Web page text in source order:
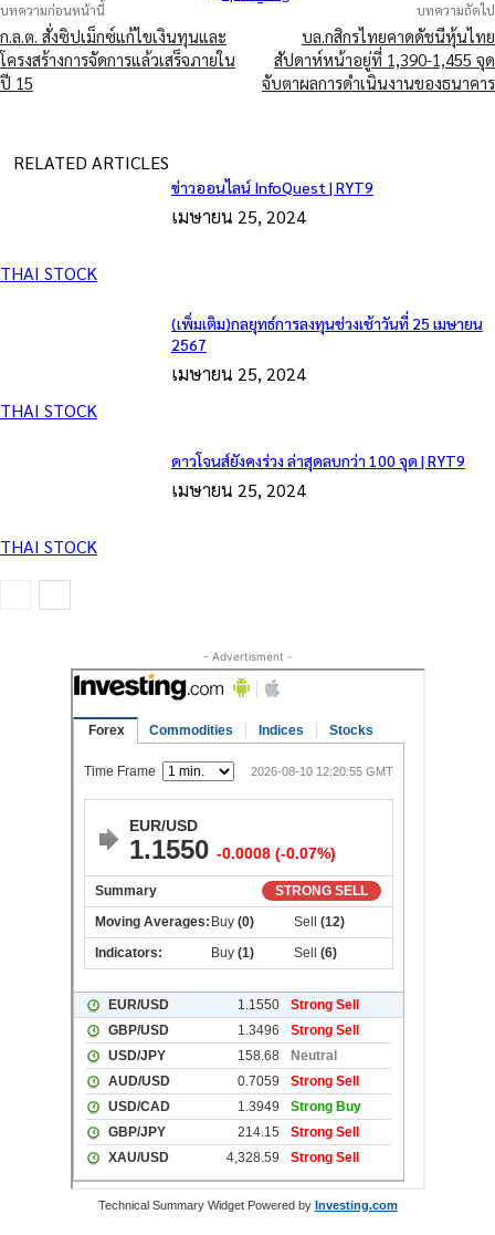
บทความก่อนหน้านี้
ก.ล.ต. สั่งซิปเม็กซ์แก้ไขเงินทุนและ
โครงสร้างการจัดการแล้วเสร็จภายใน
ปี 15
บทความถัดไป
บล.กสิกรไทยคาดดัชนีหุ้นไทย
สัปดาห์หน้าอยู่ที่ 1,390-1,455 จุด
จับตาผลการดำเนินงานของธนาคาร
RELATED ARTICLES
THAI STOCK
ข่าวออนไลน์ InfoQuest | RYT9
เมษายน 25, 2024
THAI STOCK
(เพิ่มเติม)กลยุทธ์การลงทุนช่วงเช้าวันที่ 25 เมษายน
2567
เมษายน 25, 2024
THAI STOCK
ดาวโจนส์ยังคงร่วง ล่าสุดลบกว่า 100 จุด | RYT9
เมษายน 25, 2024
- Advertisment -
Technical Summary Widget Powered by Investing.com